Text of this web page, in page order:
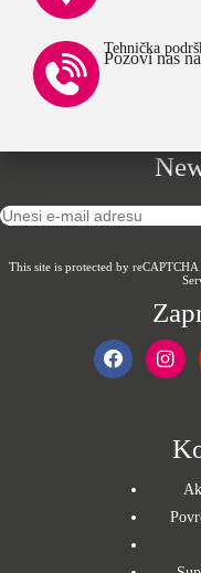
Tehnička
Pozovi nas
This site is protected by